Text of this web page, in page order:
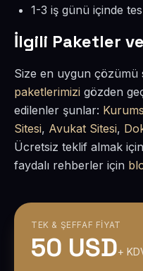
1-3 iş günü içinde
İlgili Paketler
Size en uygun çözümü
paketlerimizi gözden
edilenler şunlar:
Sitesi, Avukat Sitesi,
Ücretsiz teklif almak için
faydalı rehberler için
TEK & ŞEFFAF FIYAT
50 USD+